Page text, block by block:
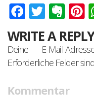
Facebook
Twitter
WRITE A
Deine E-Mail-
Erforderliche Felder
Kommentar